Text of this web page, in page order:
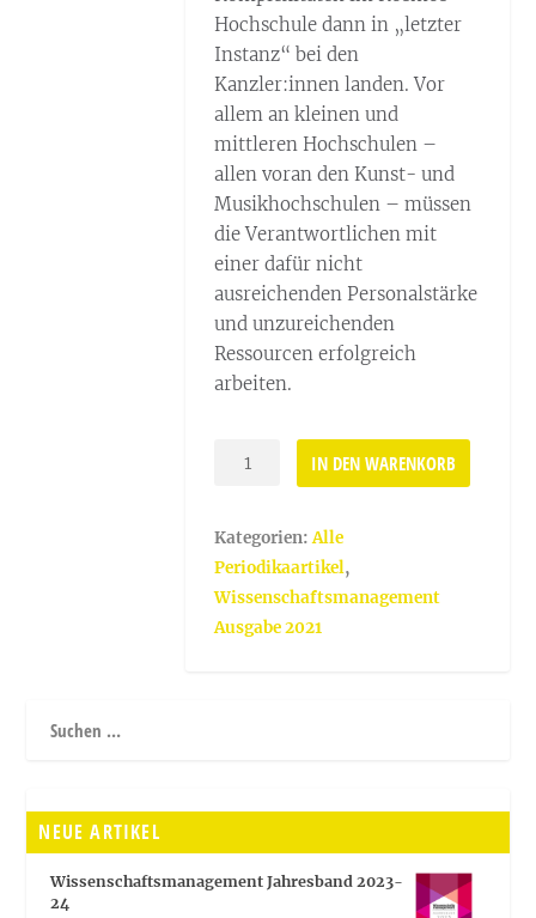
Hochschule dann in „letzter
Instanz“ bei den
Kanzler:innen landen. Vor
allem an kleinen und
mittleren Hochschulen –
allen voran den Kunst- und
Musikhochschulen – müssen
die Verantwortlichen mit
einer dafür nicht
ausreichenden Personalstärke
und unzureichenden
Ressourcen erfolgreich
arbeiten.
Vom
Verwalten
Gestalten
[Digital]
Menge
IN DEN WARENKORB
Kategorien:Alle
Periodikaartikel,
Wissenschaftsmanagement
Ausgabe 2021
NEUE ARTIKEL
Wissenschaftsmanagement Jahresband 2023-
24